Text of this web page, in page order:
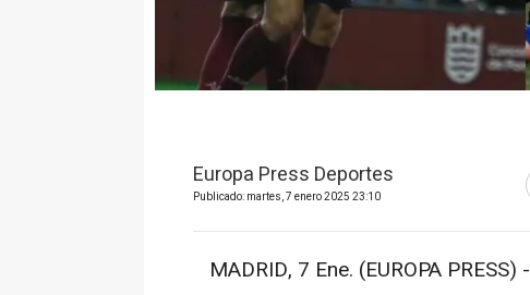
Europa Press Deportes
Publicado: martes, 7 enero 2025 23:10
MADRID, 7 Ene. (EUROPA PRESS) -